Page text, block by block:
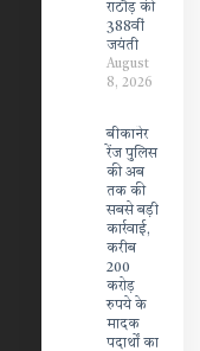
राठौड़ की
388वीं
जयंती
August
8, 2026
बीकानेर
रेंज पुलिस
की अब
तक की
सबसे बड़ी
कार्रवाई,
करीब
200
करोड़
रुपये के
मादक
पदार्थों का